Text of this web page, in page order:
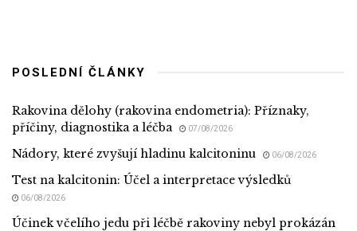
POSLEDNÍ ČLÁNKY
Rakovina dělohy (rakovina endometria): Příznaky,
příčiny, diagnostika a léčba
07/08/2026
Nádory, které zvyšují hladinu kalcitoninu 06/08/2026
Test na kalcitonin: Účel a interpretace výsledků
06/08/2026
Účinek včelího jedu při léčbě rakoviny nebyl prokázán